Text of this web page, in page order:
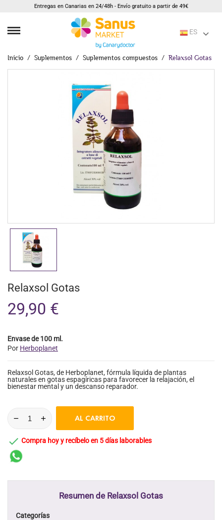
Entregas en Canarias en 24/48h - Envío gratuito a partir de 49€
ES
Inicio Suplementos Suplementos compuestos Relaxsol Gotas
Relaxsol Gotas
29,90 €
Envase de 100 ml.
Por Herboplanet
Relaxsol Gotas, de Herboplanet, fórmula líquida de plantas
naturales en gotas espagíricas para favorecer la relajación, el
bienestar mental y un descanso reparador.
AL CARRITO
 Compra hoy y recíbelo en 5 días laborables
Resumen de Relaxsol Gotas
Categorías